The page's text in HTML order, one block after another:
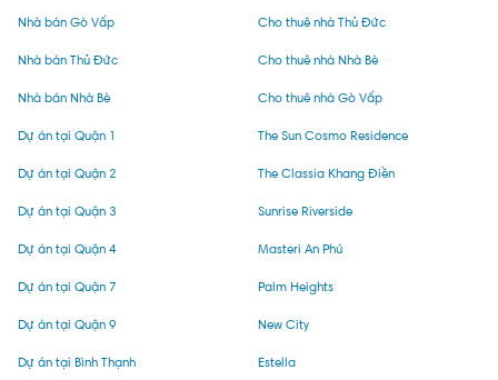
Nhà bán Gò Vấp
Nhà bán Thủ Đức
Nhà bán Nhà Bè
Cho thuê nhà Thủ Đức
Cho thuê nhà Nhà Bè
Cho thuê nhà Gò Vấp
Dự án tại Quận 1
Dự án tại Quận 2
Dự án tại Quận 3
Dự án tại Quận 4
Dự án tại Quận 7
Dự án tại Quận 9
Dự án tại Bình Thạnh
The Sun Cosmo Residence
The Classia Khang Điền
Sunrise Riverside
Masteri An Phú
Palm Heights
New City
Estella